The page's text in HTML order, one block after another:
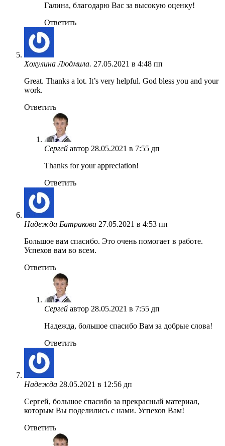
Галина, благодарю Вас за высокую оценку!
Ответить
Хохулина Людмила. 27.05.2021 в 4:48 пп
Great. Thanks a lot. It’s very helpful. God bless you and your
work.
Ответить
Сергей автор 28.05.2021 в 7:55 дп
Thanks for your appreciation!
Ответить
Надежда Батракова 27.05.2021 в 4:53 пп
Большое вам спасибо. Это очень помогает в работе.
Успехов вам во всем.
Ответить
Сергей автор 28.05.2021 в 7:55 дп
Надежда, большое спасибо Вам за добрые слова!
Ответить
Надежда 28.05.2021 в 12:56 дп
Сергей, большое спасибо за прекрасный материал,
которым Вы поделились с нами. Успехов Вам!
Ответить